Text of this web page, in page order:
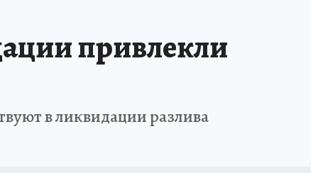
привлекли
в ликвидации разлива